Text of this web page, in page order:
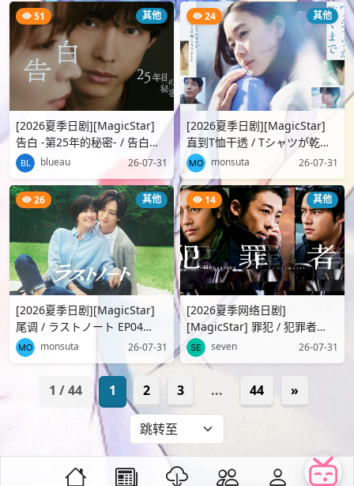
51 其他
[2026夏季日剧][MagicStar]
告白 -第25年的秘密- / 告白
-25年目の秘密- EP03
[WEBDL][1080p][Netflix][..
blueau 26-07-31
24 其他
[2026夏季日剧][MagicStar]
直到T恤干透 / Tシャツが乾く
まで EP03 [WEBDL][1080p]
[Netflix][生][附官方..
monsuta 26-07-31
26 其他
[2026夏季日剧][MagicStar]
尾调 / ラストノート EP04
[WEBDL][1080p][FOD][生][附
日字]
monsuta 26-07-31
14 其他
[2026夏季网络日剧]
[MagicStar] 罪犯 / 犯罪者
EP06-EP07 END [WEBDL]
[1080p][AMZN][生][附官方日
英简繁..
seven 26-07-31
1 / 44 1 2 3 ... 44 »